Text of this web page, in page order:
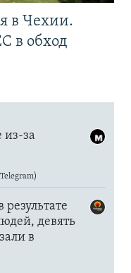
в Чехии.
в обход